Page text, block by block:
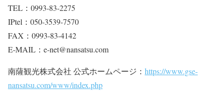
TEL：0993-83-2275
IPtel：050-3539-7570
FAX：0993-83-4142
E-MAIL：e-net@nansatsu.com
南薩観光株式会社 公式ホームページ： https://www.gse-
nansatsu.com/www/index.php